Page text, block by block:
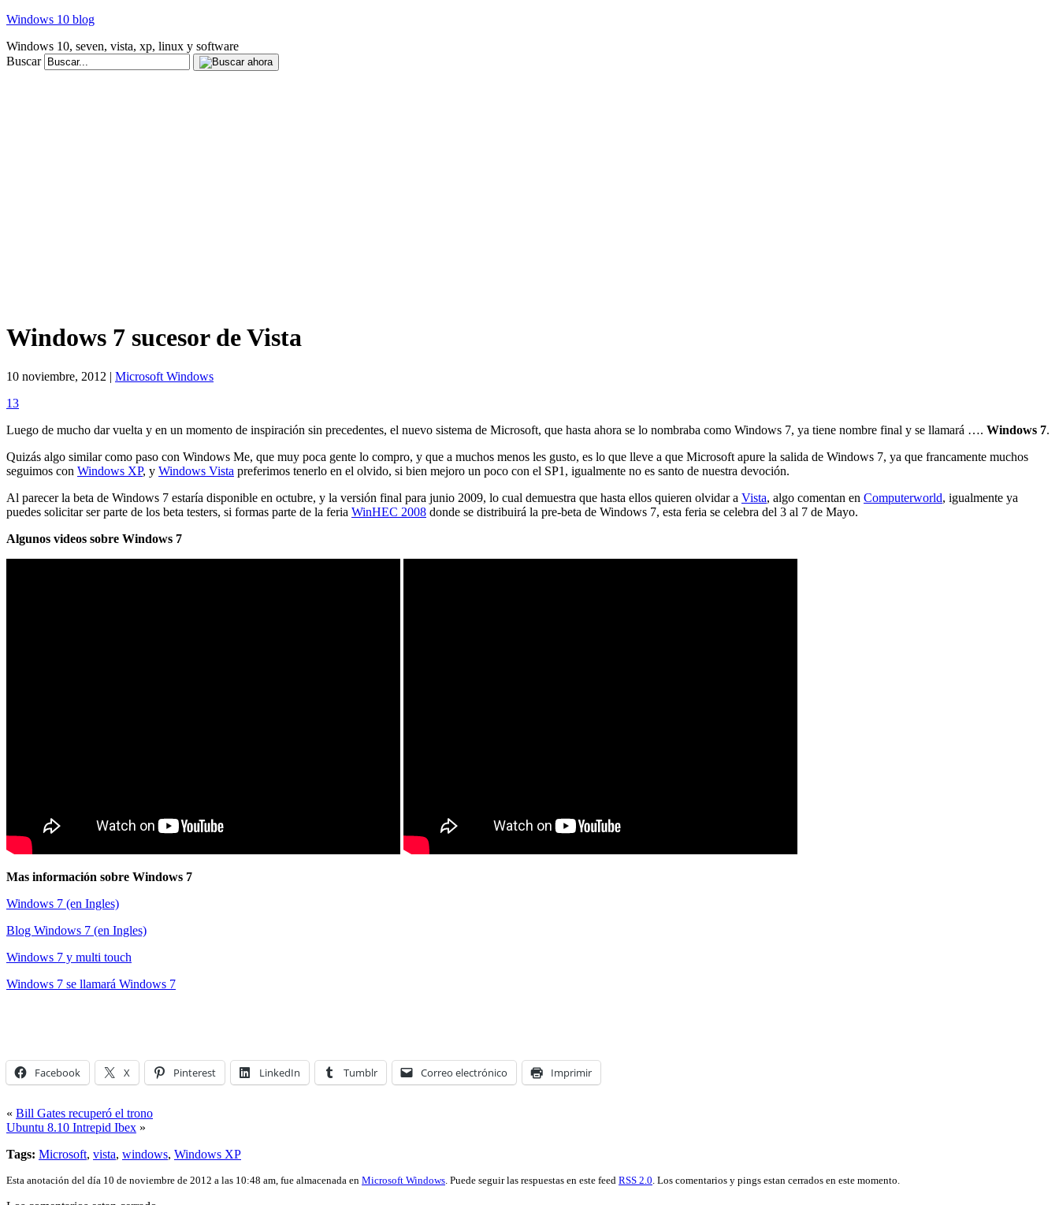
Windows 10 blog
Windows 10, seven, vista, xp, linux y software
Buscar
Windows 7 sucesor de Vista
10 noviembre, 2012 | Microsoft Windows
13
Luego de mucho dar vuelta y en un momento de inspiración sin precedentes, el nuevo sistema de Microsoft, que hasta ahora se lo nombraba como Windows 7, ya tiene nombre final y se llamará …. Windows 7.
Quizás algo similar como paso con Windows Me, que muy poca gente lo compro, y que a muchos menos les gusto, es lo que lleve a que Microsoft apure la salida de Windows 7, ya que francamente muchos
seguimos con Windows XP, y Windows Vista preferimos tenerlo en el olvido, si bien mejoro un poco con el SP1, igualmente no es santo de nuestra devoción.
Al parecer la beta de Windows 7 estaría disponible en octubre, y la versión final para junio 2009, lo cual demuestra que hasta ellos quieren olvidar a Vista, algo comentan en Computerworld, igualmente ya
puedes solicitar ser parte de los beta testers, si formas parte de la feria WinHEC 2008 donde se distribuirá la pre-beta de Windows 7, esta feria se celebra del 3 al 7 de Mayo.
Algunos videos sobre Windows 7
Mas información sobre Windows 7
Windows 7 (en Ingles)
Blog Windows 7 (en Ingles)
Windows 7 y multi touch
Windows 7 se llamará Windows 7
Facebook X Pinterest LinkedIn Tumblr Correo electrónico Imprimir
« Bill Gates recuperó el trono
Ubuntu 8.10 Intrepid Ibex »
Tags: Microsoft, vista, windows, Windows XP
Esta anotación del día 10 de noviembre de 2012 a las 10:48 am, fue almacenada en Microsoft Windows . Puede seguir las respuestas en este feed RSS 2.0 . Los comentarios y pings estan cerrados en este momento.